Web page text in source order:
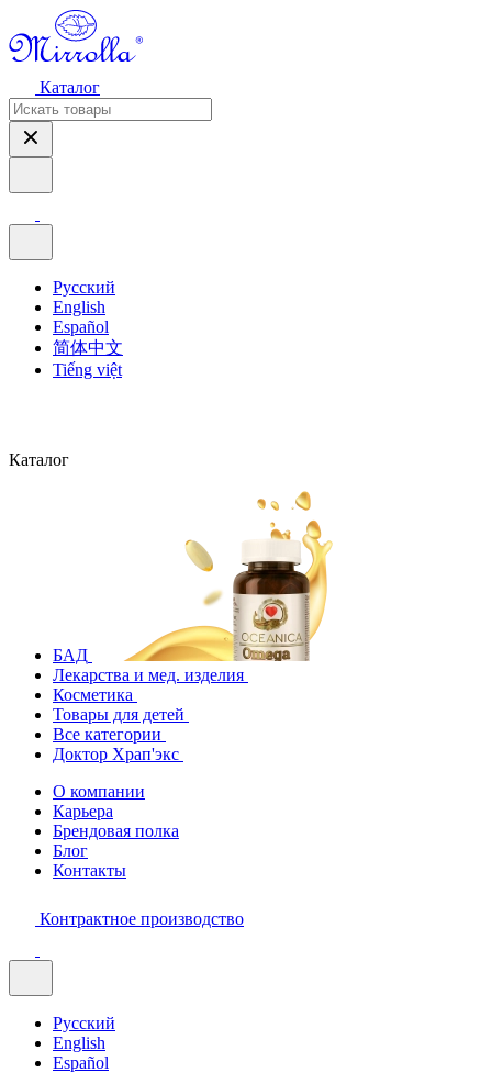
Каталог
Русский
English
Español
简体中文
Tiếng việt
Каталог
БАД
Лекарства и мед. изделия
Косметика
Товары для детей
Все категории
Доктор Храп'экс
О компании
Карьера
Брендовая полка
Блог
Контакты
Контрактное производство
Русский
English
Español